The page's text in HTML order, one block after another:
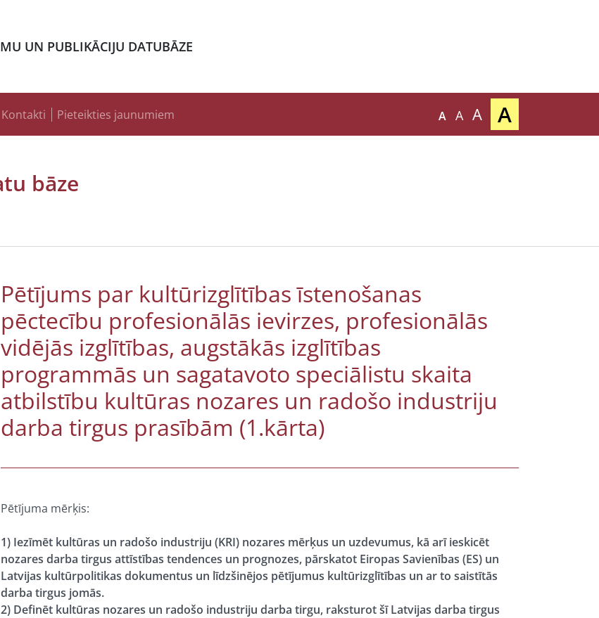
UN PUBLIKĀCIJU DATUBĀZE
Kontakti Pieteikties jaunumiem A A A A
bāze
Pētījums par kultūrizglītības īstenošanas
pēctecību profesionālās ievirzes, profesionālās
vidējās izglītības, augstākās izglītības
programmās un sagatavoto speciālistu skaita
atbilstību kultūras nozares un radošo industriju
darba tirgus prasībām (1.kārta)
Pētījuma mērķis:
1) Iezīmēt kultūras un radošo industriju (KRI) nozares mērķus un uzdevumus, kā arī ieskicēt
nozares darba tirgus attīstības tendences un prognozes, pārskatot Eiropas Savienības (ES) un
Latvijas kultūrpolitikas dokumentus un līdzšinējos pētījumus kultūrizglītības un ar to saistītās
darba tirgus jomās.
2) Definēt kultūras nozares un radošo industriju darba tirgu, raksturot šī Latvijas darba tirgus